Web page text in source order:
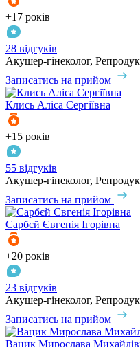
+17 років
28 відгуків
Акушер-гінеколог,
Записатись на прийом
Клись Аліса Сергіївна
+15 років
55 відгуків
Акушер-гінеколог,
Записатись на прийом
Сарбєй Євгенія Ігорівна
+20 років
23 відгуків
Акушер-гінеколог,
Записатись на прийом
Вацик Мирослава